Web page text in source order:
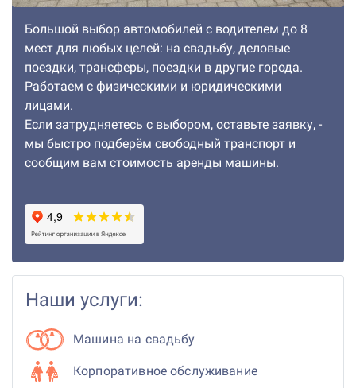
Большой выбор автомобилей с водителем до 8
мест для любых целей: на свадьбу, деловые
поездки, трансферы, поездки в другие города.
Работаем с физическими и юридическими
лицами.
Если затрудняетесь с выбором, оставьте заявку, -
мы быстро подберём свободный транспорт и
сообщим вам стоимость аренды машины.
Наши услуги:
Машина на свадьбу
Корпоративное обслуживание